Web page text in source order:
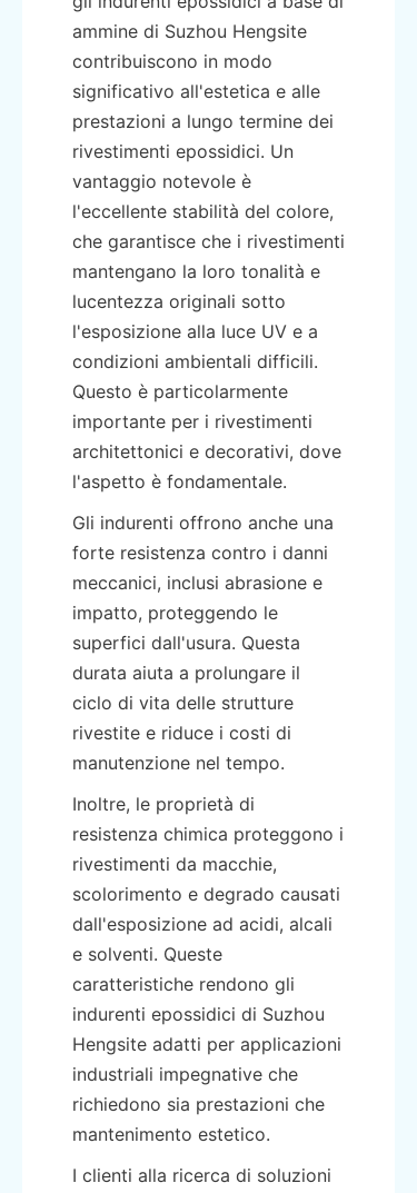
ammine di Suzhou Hengsite
contribuiscono in modo
significativo all'estetica e alle
prestazioni a lungo termine dei
rivestimenti epossidici. Un
vantaggio notevole è
l'eccellente stabilità del colore,
che garantisce che i rivestimenti
mantengano la loro tonalità e
lucentezza originali sotto
l'esposizione alla luce UV e a
condizioni ambientali difficili.
Questo è particolarmente
importante per i rivestimenti
architettonici e decorativi, dove
l'aspetto è fondamentale.
Gli indurenti offrono anche una
forte resistenza contro i danni
meccanici, inclusi abrasione e
impatto, proteggendo le
superfici dall'usura. Questa
durata aiuta a prolungare il
ciclo di vita delle strutture
rivestite e riduce i costi di
manutenzione nel tempo.
Inoltre, le proprietà di
resistenza chimica proteggono i
rivestimenti da macchie,
scolorimento e degrado causati
dall'esposizione ad acidi, alcali
e solventi. Queste
caratteristiche rendono gli
indurenti epossidici di Suzhou
Hengsite adatti per applicazioni
industriali impegnative che
richiedono sia prestazioni che
mantenimento estetico.
I clienti alla ricerca di soluzioni